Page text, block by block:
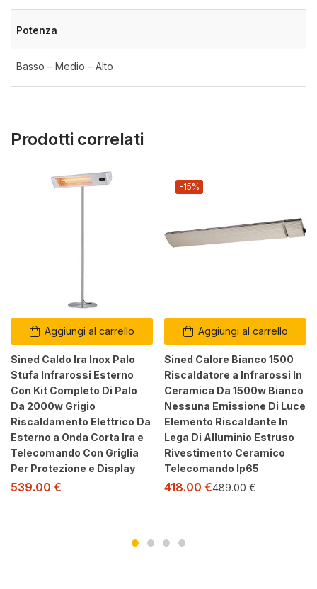
Potenza
Basso – Medio – Alto
Prodotti correlati
Aggiungi al carrello
Sined Caldo Ira Inox Palo
Stufa Infrarossi Esterno
Con Kit Completo Di Palo
Da 2000w Grigio
Riscaldamento Elettrico Da
Esterno a Onda Corta Ira e
Telecomando Con Griglia
Per Protezione e Display
539.00 €
Aggiungi al carrello
-15%
Sined Calore Bianco 1500
Riscaldatore a Infrarossi In
Ceramica Da 1500w Bianco
Nessuna Emissione Di Luce
Elemento Riscaldante In
Lega Di Alluminio Estruso
Rivestimento Ceramico
Telecomando Ip65
418.00 €489.00€